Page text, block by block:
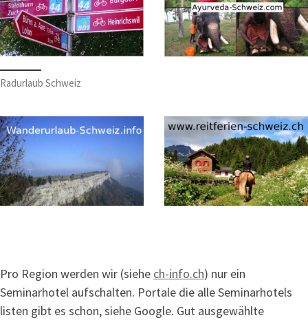
Radurlaub Schweiz
Pro Region werden wir (siehe ch-info.ch) nur ein
Seminarhotel aufschalten. Portale die alle Seminarhotels
listen gibt es schon, siehe Google. Gut ausgewählte